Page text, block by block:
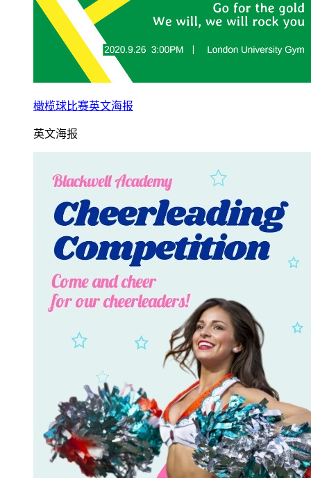
橄榄球比赛英文海报
英文海报